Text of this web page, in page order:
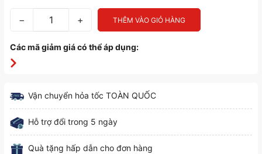
− + THÊM VÀO GIỎ HÀNG
Các mã giảm giá có thể áp dụng:
Vận chuyển hỏa tốc TOÀN QUỐC
Hỗ trợ đổi trong 5 ngày
Quà tặng hấp dẫn cho đơn hàng